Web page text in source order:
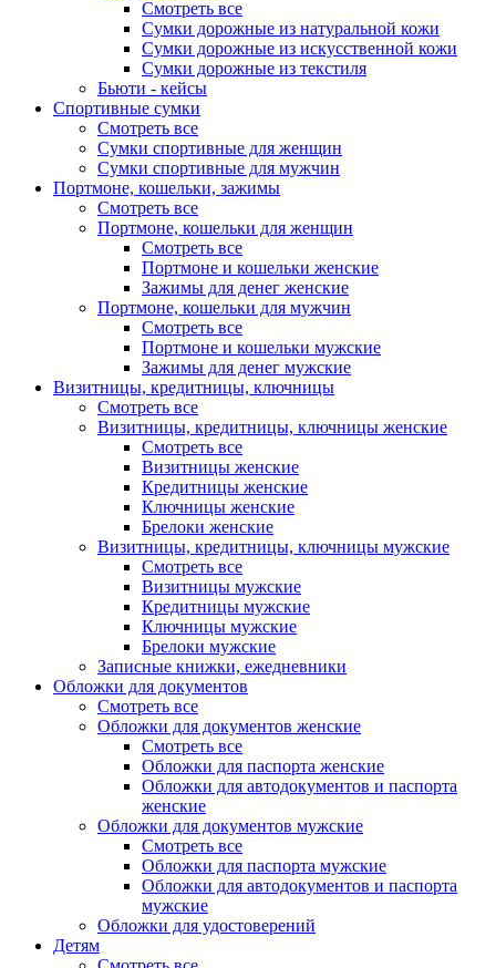
Смотреть все
Сумки дорожные из натуральной кожи
Сумки дорожные из искусственной кожи
Сумки дорожные из текстиля
Бьюти - кейсы
Спортивные сумки
Смотреть все
Сумки спортивные для женщин
Сумки спортивные для мужчин
Портмоне, кошельки, зажимы
Смотреть все
Портмоне, кошельки для женщин
Смотреть все
Портмоне и кошельки женские
Зажимы для денег женские
Портмоне, кошельки для мужчин
Смотреть все
Портмоне и кошельки мужские
Зажимы для денег мужские
Визитницы, кредитницы, ключницы
Смотреть все
Визитницы, кредитницы, ключницы женские
Смотреть все
Визитницы женские
Кредитницы женские
Ключницы женские
Брелоки женские
Визитницы, кредитницы, ключницы мужские
Смотреть все
Визитницы мужские
Кредитницы мужские
Ключницы мужские
Брелоки мужские
Записные книжки, ежедневники
Обложки для документов
Смотреть все
Обложки для документов женские
Смотреть все
Обложки для паспорта женские
Обложки для автодокументов и паспорта
женские
Обложки для документов мужские
Смотреть все
Обложки для паспорта мужские
Обложки для автодокументов и паспорта
мужские
Обложки для удостоверений
Детям